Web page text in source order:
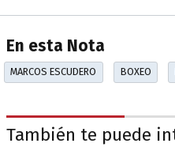
En esta Nota
MARCOS ESCUDERO BOXEO
También te puede